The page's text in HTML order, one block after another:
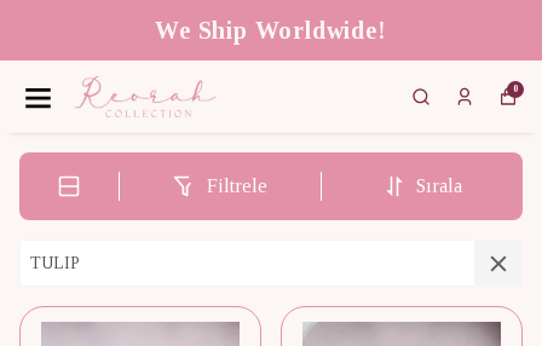
We Ship Worldwide!
0
Filtrele Sırala